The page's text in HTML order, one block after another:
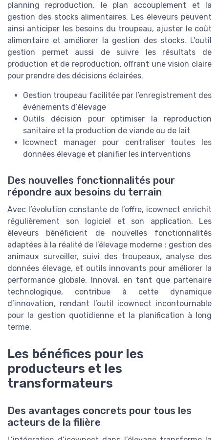
planning reproduction, le plan accouplement et la
gestion des stocks alimentaires. Les éleveurs peuvent
ainsi anticiper les besoins du troupeau, ajuster le coût
alimentaire et améliorer la gestion des stocks. L’outil
gestion permet aussi de suivre les résultats de
production et de reproduction, offrant une vision claire
pour prendre des décisions éclairées.
Gestion troupeau facilitée par l’enregistrement des
événements d’élevage
Outils décision pour optimiser la reproduction
sanitaire et la production de viande ou de lait
Icownect manager pour centraliser toutes les
données élevage et planifier les interventions
Des nouvelles fonctionnalités pour
répondre aux besoins du terrain
Avec l’évolution constante de l’offre, icownect enrichit
régulièrement son logiciel et son application. Les
éleveurs bénéficient de nouvelles fonctionnalités
adaptées à la réalité de l’élevage moderne : gestion des
animaux surveiller, suivi des troupeaux, analyse des
données élevage, et outils innovants pour améliorer la
performance globale. Innoval, en tant que partenaire
technologique, contribue à cette dynamique
d’innovation, rendant l’outil icownect incontournable
pour la gestion quotidienne et la planification à long
terme.
Les bénéfices pour les
producteurs et les
transformateurs
Des avantages concrets pour tous les
acteurs de la filière